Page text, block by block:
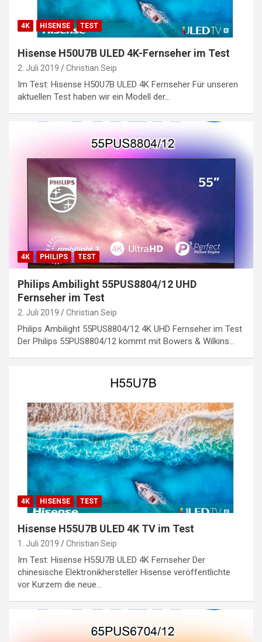
4K HISENSE TEST
Hisense H50U7B ULED 4K-Fernseher im Test
2. Juli 2019 Christian Seip
Im Test: Hisense H50U7B ULED 4K Fernseher Für unseren
aktuellen Test haben wir ein Modell der…
4K PHILIPS TEST
Philips Ambilight 55PUS8804/12 UHD
Fernseher im Test
2. Juli 2019 Christian Seip
Philips Ambilight 55PUS8804/12 4K UHD Fernseher im Test
Der Philips 55PUS8804/12 kommt mit Bowers & Wilkins…
4K HISENSE TEST
Hisense H55U7B ULED 4K TV im Test
1. Juli 2019 Christian Seip
Im Test: Hisense H55U7B ULED 4K Fernseher Der
chinesische Elektronikhersteller Hisense veröffentlichte
vor Kurzem die neue…